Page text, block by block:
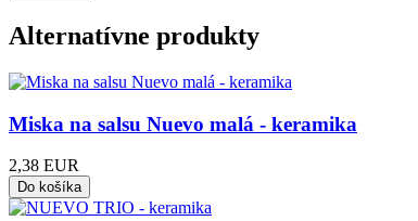
Alternatívne produkty
Miska na salsu Nuevo malá - keramika
2,38 EUR